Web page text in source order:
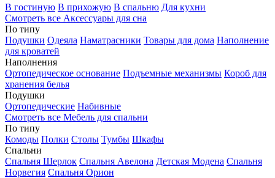
В гостиную В прихожую В спальню Для кухни
Смотреть все Аксессуары для сна
По типу
Подушки Одеяла Наматрасники Товары для дома Наполнение
для кроватей
Наполнения
Ортопедическое основание Подъемные механизмы Короб для
хранения белья
Подушки
Ортопедические Набивные
Смотреть все Мебель для спальни
По типу
Комоды Полки Столы Тумбы Шкафы
Спальни
Спальня Шерлок Спальня Авелона Детская Модена Спальня
Норвегия Спальня Орион